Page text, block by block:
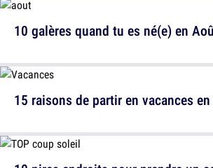
10 galères quand tu es né(e) en
15 raisons de partir en vacances